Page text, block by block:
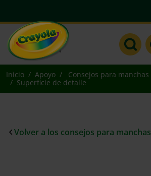
Inicio Apoyo
Consejos para manchas
Superficie de detalle
Volver a los consejos para manchas